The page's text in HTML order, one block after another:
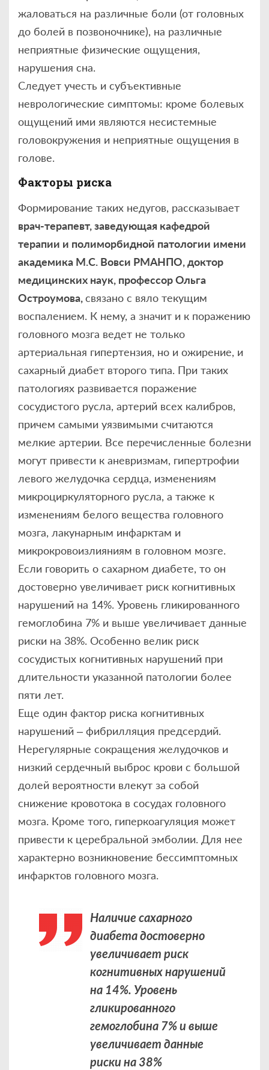
жаловаться на различные боли (от головных
до болей в позвоночнике), на различные
неприятные физические ощущения,
нарушения сна.
Следует учесть и субъективные
неврологические симптомы: кроме болевых
ощущений ими являются несистемные
головокружения и неприятные ощущения в
голове.
Факторы риска
Формирование таких недугов, рассказывает
врач-терапевт, заведующая кафедрой
терапии и полиморбидной патологии имени
академика М.С. Вовси РМАНПО, доктор
медицинских наук, профессор Ольга
Остроумова,связано с вяло текущим
воспалением. К нему, а значит и к поражению
головного мозга ведет не только
артериальная гипертензия, но и ожирение, и
сахарный диабет второго типа. При таких
патологиях развивается поражение
сосудистого русла, артерий всех калибров,
причем самыми уязвимыми считаются
мелкие артерии. Все перечисленные болезни
могут привести к аневризмам, гипертрофии
левого желудочка сердца, изменениям
микроциркуляторного русла, а также к
изменениям белого вещества головного
мозга, лакунарным инфарктам и
микрокровоизлияниям в головном мозге.
Если говорить о сахарном диабете, то он
достоверно увеличивает риск когнитивных
нарушений на 14%. Уровень гликированного
гемоглобина 7% и выше увеличивает данные
риски на 38%. Особенно велик риск
сосудистых когнитивных нарушений при
длительности указанной патологии более
пяти лет.
Еще один фактор риска когнитивных
нарушений – фибрилляция предсердий.
Нерегулярные сокращения желудочков и
низкий сердечный выброс крови с большой
долей вероятности влекут за собой
снижение кровотока в сосудах головного
мозга. Кроме того, гиперкоагуляция может
привести к церебральной эмболии. Для нее
характерно возникновение бессимптомных
инфарктов головного мозга.
Наличие сахарного
диабета достоверно
увеличивает риск
когнитивных нарушений
на 14%. Уровень
гликированного
гемоглобина 7% и выше
увеличивает данные
риски на 38%